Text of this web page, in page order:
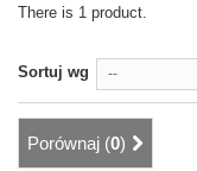
There is 1 product.
Sortuj wg --
Porównaj (0)